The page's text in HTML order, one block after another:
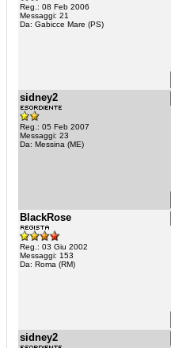
Reg.: 08 Feb 2006
Messaggi: 21
Da: Gabicce Mare (PS)
sidney2
Reg.: 05 Feb 2007
Messaggi: 23
Da: Messina (ME)
BlackRose
Reg.: 03 Giu 2002
Messaggi: 153
Da: Roma (RM)
sidney2